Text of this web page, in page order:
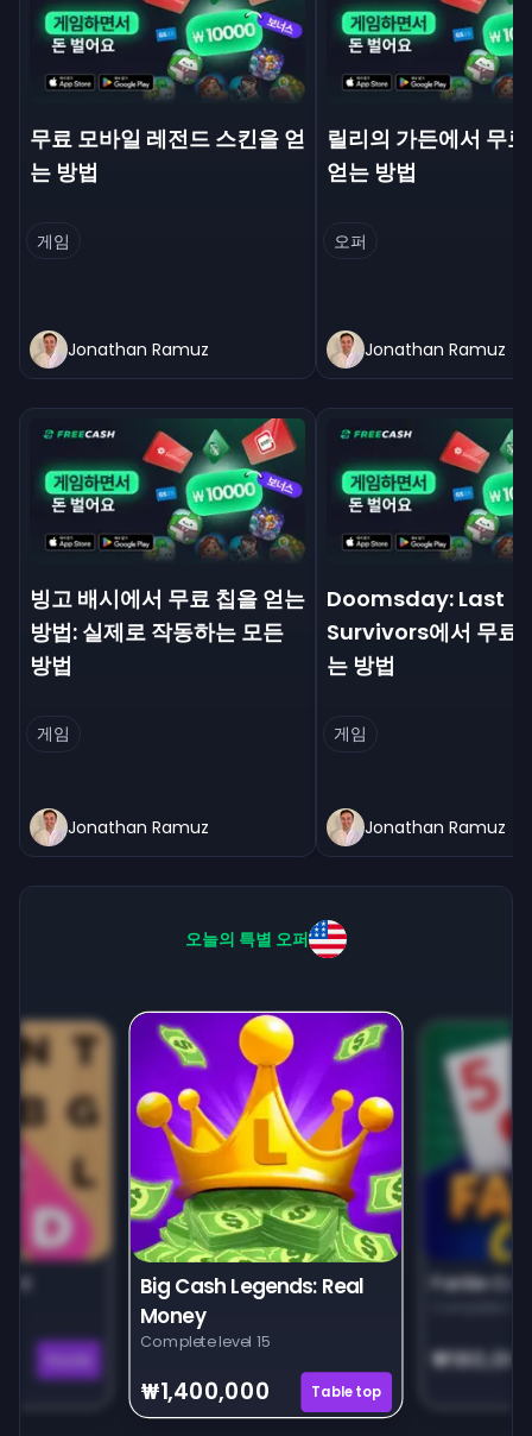
무료 모바일 레전드 스킨을 얻
는 방법
게임
Jonathan Ramuz
릴리의 가든에서 무
얻는 방법
오퍼
Jonathan Ramuz
빙고 배시에서 무료 칩을 얻는
방법: 실제로 작동하는 모든
방법
게임
Jonathan Ramuz
Doomsday: Last
Survivors에서 무료
는 방법
게임
Jonathan Ramuz
오늘의 특별 오퍼
Farkle
Big Cash Legends: Real
Money
Complete level 15
₩1,400,000 Tabletop